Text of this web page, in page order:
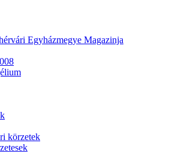
Egyházmegye Magazinja
körzetek